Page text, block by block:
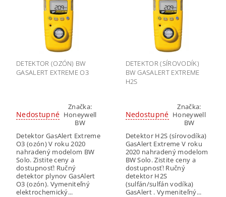
DETEKTOR (OZÓN) BW
GASALERT EXTREME O3
Nedostupné
Značka:
Honeywell
BW
Detektor GasAlert Extreme
O3 (ozón) V roku 2020
nahradený modelom BW
Solo. Zistite ceny a
dostupnosť! Ručný
detektor plynov GasAlert
O3 (ozón). Vymeniteľný
elektrochemický...
DETEKTOR (SÍROVODÍK)
BW GASALERT EXTREME
H2S
Nedostupné
Značka:
Honeywell
BW
Detektor H2S (sírovodíka)
GasAlert Extreme V roku
2020 nahradený modelom
BW Solo. Zistite ceny a
dostupnosť! Ručný
detektor H2S
(sulfán/sulfán vodíka)
GasAlert . Vymeniteľný...